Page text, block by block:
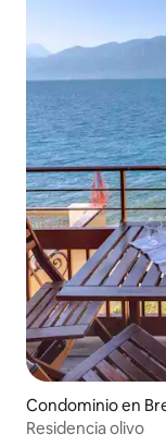
Condominio en
Residencia olivo